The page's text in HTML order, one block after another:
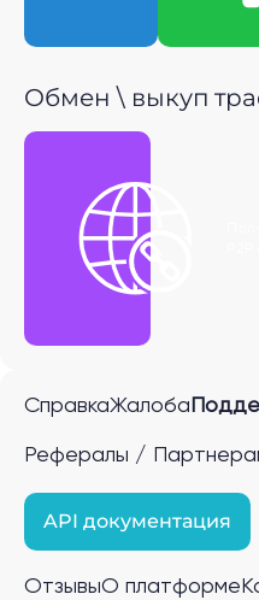
Обмен \ выкуп
СправкаЖалоба
Рефералы /
API документация
ОтзывыО платформе